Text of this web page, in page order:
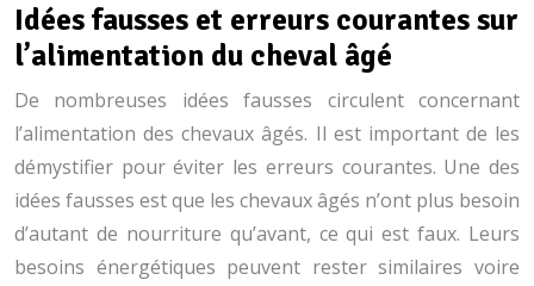
Idées fausses et erreurs courantes sur
l’alimentation du cheval âgé
De nombreuses idées fausses circulent concernant
l’alimentation des chevaux âgés. Il est important de les
démystifier pour éviter les erreurs courantes. Une des
idées fausses est que les chevaux âgés n’ont plus besoin
d’autant de nourriture qu’avant, ce qui est faux. Leurs
besoins énergétiques peuvent rester similaires voire